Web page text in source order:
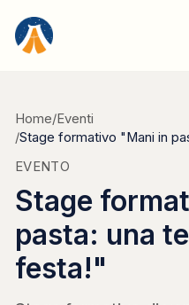
Home/Eventi
/Stage formativo "Mani in
EVENTO
Stage
pasta: una
festa!"